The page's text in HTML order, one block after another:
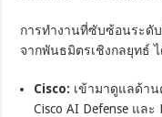
การทำงานที่ซับซ้อนระดั
จากพันธมิตรเชิงกลยุทธ์
Cisco: เข้ามาดูแลด้า
Cisco AI Defense และ